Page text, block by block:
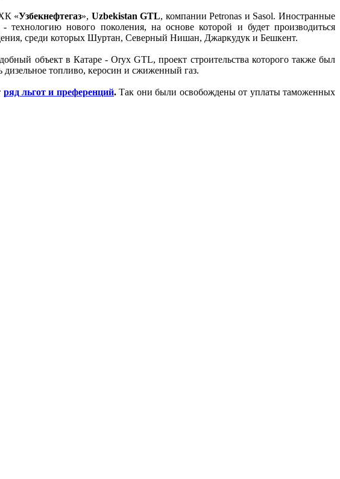
«Узбекнефтегаз», Uzbekistan GTL, компании Petronas и Sasol. Иностранные
технологию нового поколения, на основе которой и будет производиться
среди которых Шуртан, Северный Нишан, Джаркудук и Бешкент.
объект в Катаре - Oryx GTL, проект строительства которого также был
дизельное топливо, керосин и сжиженный газ.
ряд льгот и преференций.Так они были освобождены от уплаты таможенных